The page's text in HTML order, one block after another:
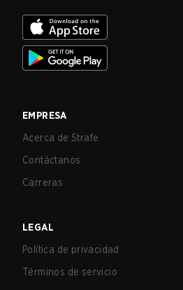
EMPRESA
Acerca de Strafe
Contáctanos
Carreras
LEGAL
Política de privacidad
Términos de servicio